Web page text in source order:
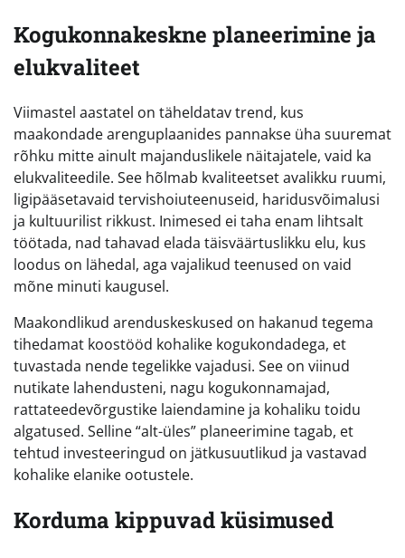
Kogukonnakeskne planeerimine ja
elukvaliteet
Viimastel aastatel on täheldatav trend, kus
maakondade arenguplaanides pannakse üha suuremat
rõhku mitte ainult majanduslikele näitajatele, vaid ka
elukvaliteedile. See hõlmab kvaliteetset avalikku ruumi,
ligipääsetavaid tervishoiuteenuseid, haridusvõimalusi
ja kultuurilist rikkust. Inimesed ei taha enam lihtsalt
töötada, nad tahavad elada täisväärtuslikku elu, kus
loodus on lähedal, aga vajalikud teenused on vaid
mõne minuti kaugusel.
Maakondlikud arenduskeskused on hakanud tegema
tihedamat koostööd kohalike kogukondadega, et
tuvastada nende tegelikke vajadusi. See on viinud
nutikate lahendusteni, nagu kogukonnamajad,
rattateedevõrgustike laiendamine ja kohaliku toidu
algatused. Selline “alt-üles” planeerimine tagab, et
tehtud investeeringud on jätkusuutlikud ja vastavad
kohalike elanike ootustele.
Korduma kippuvad küsimused